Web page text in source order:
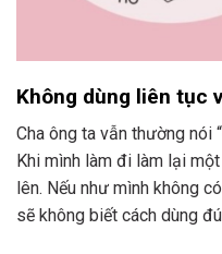
Không dùng liên tục
Cha ông ta vẫn thường nói
Khi mình làm đi làm lại
lên. Nếu như mình không
sẽ không biết cách dùng